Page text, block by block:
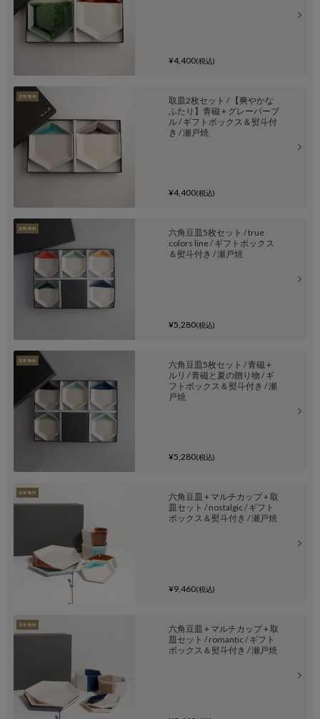
¥4,400(税込)
取皿2枚セット / 【爽やかな
ふたり】青磁 + グレーパープ
ル / ギフトボックス＆熨斗付
き / 瀬戸焼
¥4,400(税込)
六角豆皿5枚セット / true
colors line / ギフトボックス
＆熨斗付き / 瀬戸焼
¥5,280(税込)
六角豆皿5枚セット / 青磁 +
ルリ / 青磁と夏の贈り物 / ギ
フトボックス＆熨斗付き / 瀬
戸焼
¥5,280(税込)
六角豆皿 + マルチカップ + 取
皿セット / nostalgic / ギフト
ボックス＆熨斗付き / 瀬戸焼
¥9,460(税込)
六角豆皿 + マルチカップ + 取
皿セット / romantic / ギフト
ボックス＆熨斗付き / 瀬戸焼